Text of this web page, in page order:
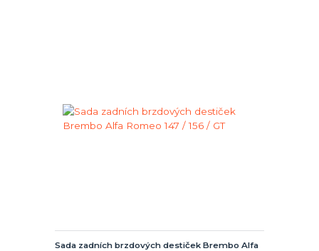
Sada zadních brzdových destiček Brembo Alfa